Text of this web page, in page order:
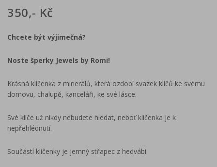
350,- Kč
Chcete být výjimečná?
Noste šperky Jewels by Romi!
Krásná klíčenka z minerálů, která ozdobí svazek klíčů ke svému
domovu, chalupě, kanceláři, ke své lásce.
Své klíče už nikdy nebudete hledat, neboť klíčenka je k
nepřehlédnutí.
Součástí klíčenky je jemný střapec z hedvábí.